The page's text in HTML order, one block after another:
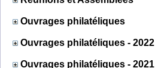
Ouvrages philatéliques
Ouvrages philatéliques - 2022
Ouvrages philatéliques - 2021